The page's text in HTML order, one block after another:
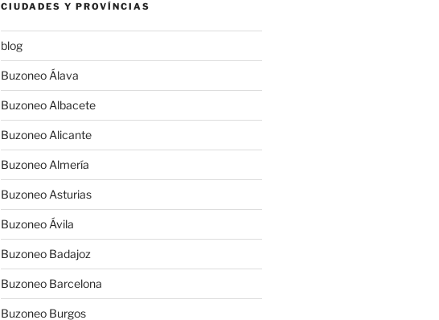
CIUDADES Y PROVÍNCIAS
blog
Buzoneo Álava
Buzoneo Albacete
Buzoneo Alicante
Buzoneo Almería
Buzoneo Asturias
Buzoneo Ávila
Buzoneo Badajoz
Buzoneo Barcelona
Buzoneo Burgos